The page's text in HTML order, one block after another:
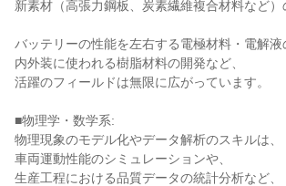
新素材（高張力鋼板、炭素繊維複合材料など）
バッテリーの性能を左右する電極材料・電解液
内外装に使われる樹脂材料の開発など、
活躍のフィールドは無限に広がっています。
■物理学・数学系:
物理現象のモデル化やデータ解析のスキルは、
車両運動性能のシミュレーションや、
生産工程における品質データの統計分析など、